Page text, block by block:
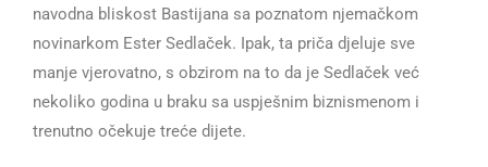
navodna bliskost Bastijana sa poznatom njemačkom
novinarkom Ester Sedlaček. Ipak, ta priča djeluje sve
manje vjerovatno, s obzirom na to da je Sedlaček već
nekoliko godina u braku sa uspješnim biznismenom i
trenutno očekuje treće dijete.